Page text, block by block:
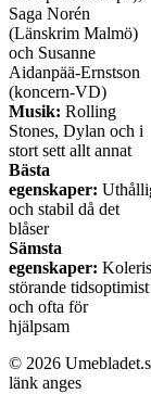
Saga Norén
(Länskrim Malmö)
och Susanne
Aidanpää-Ernstson
(koncern-VD)
Musik: Rolling
Stones, Dylan och i
stort sett allt annat
Bästa
egenskaper:
och stabil då det
blåser
Sämsta
egenskaper:
störande tidsoptimist
och ofta för
hjälpsam
© 2026
länk anges